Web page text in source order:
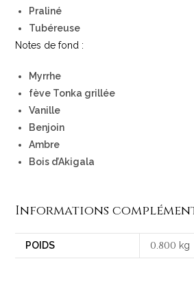
Praliné
Tubéreuse
Notes de fond :
Myrrhe
fève Tonka grillée
Vanille
Benjoin
Ambre
Bois d’Akigala
Informations
POIDS 0 800 kg